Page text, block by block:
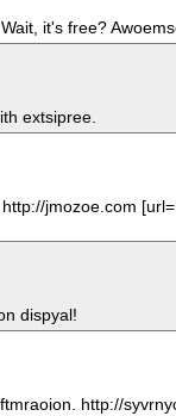
it's free?
extsipree.
jmozoe.com
dispyal!
http://